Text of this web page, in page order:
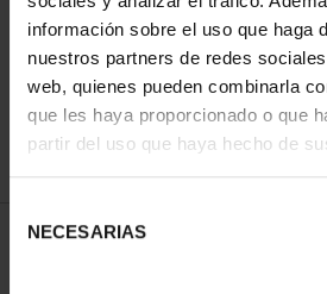
información sobre el uso que haga
nuestros partners de redes
web, quienes pueden combinarla
que les haya proporcionado o que
partir del uso que haya hecho de
NECESARIAS
ORDENAR POR:
REFINAR
1 Productos encontrados